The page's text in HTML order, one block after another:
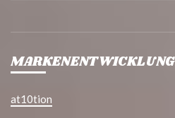
MARKENENTWICKLUNG
at10tion